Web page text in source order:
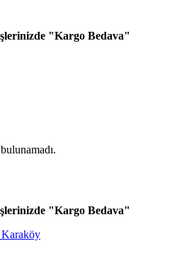
"Kargo Bedava"
"Kargo Bedava"